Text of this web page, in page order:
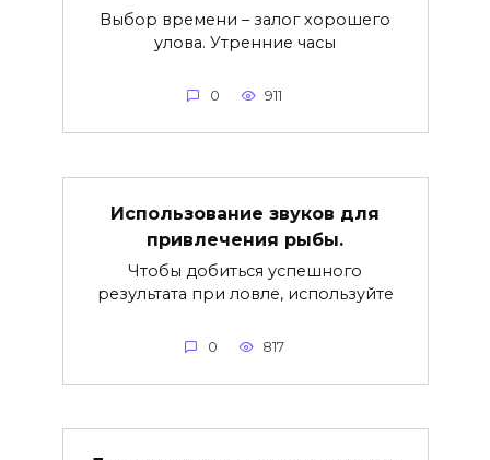
Выбор времени – залог хорошего
улова. Утренние часы
0 911
Использование звуков для
привлечения рыбы.
Чтобы добиться успешного
результата при ловле, используйте
0 817